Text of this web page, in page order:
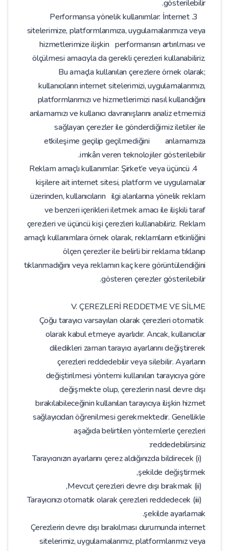
gösterilebilir.
3. Performansa yönelik kullanımlar: İnternet
sitelerimize, platformlarımıza, uygulamalarımıza veya
hizmetlerimize ilişkin performansın artırılması ve
ölçülmesi amacıyla da gerekli çerezleri kullanabiliriz.
Bu amaçla kullanılan çerezlere örnek olarak;
kullanıcıların internet sitelerimizi, uygulamalarımızı,
platformlarımızı ve hizmetlerimizi nasıl kullandığını
anlamamızı ve kullanıcı davranışlarını analiz etmemizi
sağlayan çerezler ile gönderdiğimiz iletiler ile
etkileşime geçilip geçilmediğini anlamamıza
imkân veren teknolojiler gösterilebilir.
4. Reklam amaçlı kullanımlar: Şirket’e veya üçüncü
kişilere ait internet sitesi, platform ve uygulamalar
üzerinden, kullanıcıların ilgi alanlarına yönelik reklam
ve benzeri içerikleri iletmek amacı ile ilişkili taraf
çerezleri ve üçüncü kişi çerezleri kullanabiliriz. Reklam
amaçlı kullanımlara örnek olarak, reklamların etkinliğini
ölçen çerezler ile belirli bir reklama tıklanıp
tıklanmadığını veya reklamın kaç kere görüntülendiğini
gösteren çerezler gösterilebilir.
V. ÇEREZLERİ REDDETME VE SİLME
Çoğu tarayıcı varsayılan olarak çerezleri otomatik
olarak kabul etmeye ayarlıdır. Ancak, kullanıcılar
diledikleri zaman tarayıcı ayarlarını değiştirerek
çerezleri reddedebilir veya silebilir. Ayarların
değiştirilmesi yöntemi kullanılan tarayıcıya göre
değişmekte olup, çerezlerin nasıl devre dışı
bırakılabileceğinin kullanılan tarayıcıya ilişkin hizmet
sağlayıcıdan öğrenilmesi gerekmektedir. Genellikle
aşağıda belirtilen yöntemlerle çerezleri
reddedebilirsiniz:
(i) Tarayıcınızın ayarlarını çerez aldığınızda bildirecek
şekilde değiştirmek,
(ii) Mevcut çerezleri devre dışı bırakmak,
(iii) Tarayıcınızı otomatik olarak çerezleri reddedecek
şekilde ayarlamak.
Çerezlerin devre dışı bırakılması durumunda internet
sitelerimiz, uygulamalarımız, platformlarımız veya